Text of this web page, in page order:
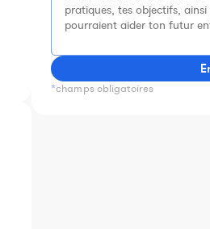
*champs obligatoires